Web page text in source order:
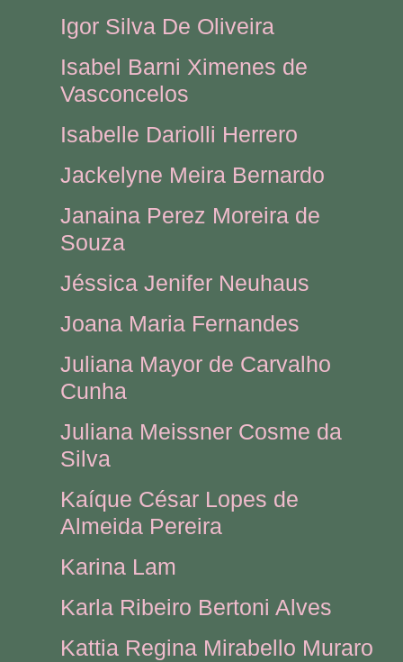
Igor Silva De Oliveira
Isabel Barni Ximenes de
Vasconcelos
Isabelle Dariolli Herrero
Jackelyne Meira Bernardo
Janaina Perez Moreira de
Souza
Jéssica Jenifer Neuhaus
Joana Maria Fernandes
Juliana Mayor de Carvalho
Cunha
Juliana Meissner Cosme da
Silva
Kaíque César Lopes de
Almeida Pereira
Karina Lam
Karla Ribeiro Bertoni Alves
Kattia Regina Mirabello Muraro